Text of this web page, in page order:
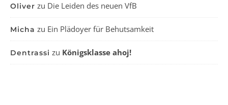
Oliver zu Die Leiden des neuen VfB
Micha zu Ein Plädoyer für Behutsamkeit
Dentrassi zu Königsklasse ahoj!